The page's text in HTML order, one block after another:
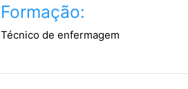
Formação:
Técnico de enfermagem